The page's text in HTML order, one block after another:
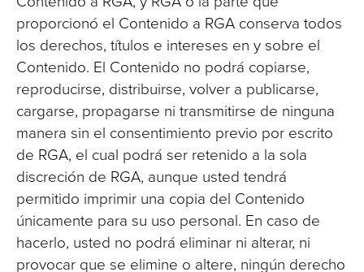
proporcionó el Contenido a RGA conserva todos
los derechos, títulos e intereses en y sobre el
Contenido. El Contenido no podrá copiarse,
reproducirse, distribuirse, volver a publicarse,
cargarse, propagarse ni transmitirse de ninguna
manera sin el consentimiento previo por escrito
de RGA, el cual podrá ser retenido a la sola
discreción de RGA, aunque usted tendrá
permitido imprimir una copia del Contenido
únicamente para su uso personal. En caso de
hacerlo, usted no podrá eliminar ni alterar, ni
provocar que se elimine o altere, ningún derecho